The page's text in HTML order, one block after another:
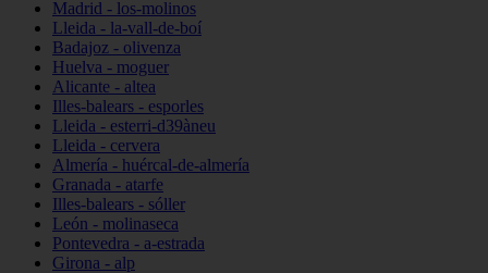
Madrid - los-molinos
Lleida - la-vall-de-boí
Badajoz - olivenza
Huelva - moguer
Alicante - altea
Illes-balears - esporles
Lleida - esterri-d39àneu
Lleida - cervera
Almería - huércal-de-almería
Granada - atarfe
Illes-balears - sóller
León - molinaseca
Pontevedra - a-estrada
Girona - alp